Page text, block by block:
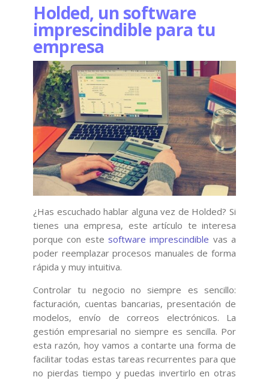
Holded, un software
imprescindible para tu
empresa
¿Has escuchado hablar alguna vez de Holded? Si
tienes una empresa, este artículo te interesa
porque con este software imprescindible vas a
poder reemplazar procesos manuales de forma
rápida y muy intuitiva.
Controlar tu negocio no siempre es sencillo:
facturación, cuentas bancarias, presentación de
modelos, envío de correos electrónicos. La
gestión empresarial no siempre es sencilla. Por
esta razón, hoy vamos a contarte una forma de
facilitar todas estas tareas recurrentes para que
no pierdas tiempo y puedas invertirlo en otras